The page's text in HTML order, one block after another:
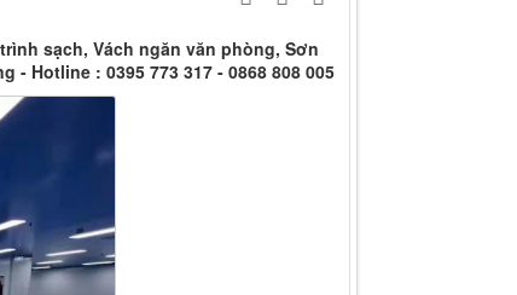
sạch, Vách ngăn văn phòng, Sơn
Hotline : 0395 773 317 - 0868 808 005